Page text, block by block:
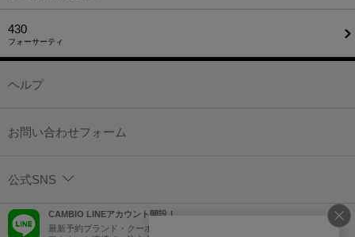
430
フォーサーティ
ヘルプ
お問い合わせフォーム
公式SNS
CAMBIO LINEアカウント開設！
最新予約ブランド・クーポン情報などを配信！